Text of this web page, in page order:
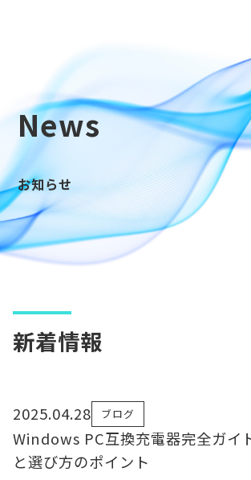
News
お知らせ
新着情報
2025.04.28 ブログ
Windows PC互換充電器完全ガイ
と選び方のポイント